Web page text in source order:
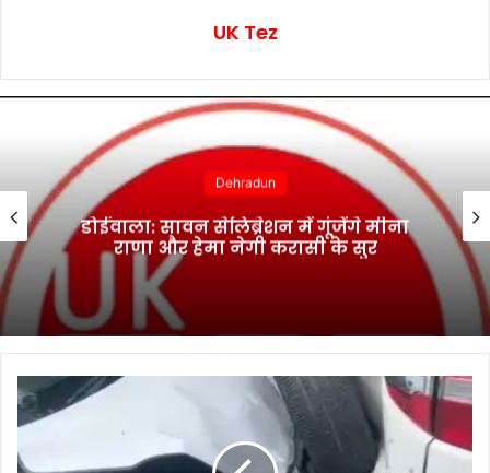
UK Tez
Dehradun
डोईवाला: सावन सेलिब्रेशन में गूंजेंगे मीना
राणा और हेमा नेगी करासी के सुर